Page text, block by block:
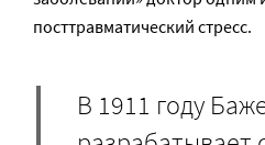
посттравматический стресс.
В 1911 году